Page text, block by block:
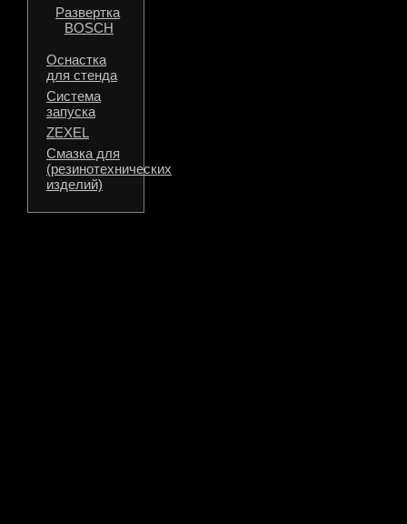
Развертка
BOSCH
Оснастка
для стенда
Система
запуска
ZEXEL
Смазка для
(резинотехнических
изделий)